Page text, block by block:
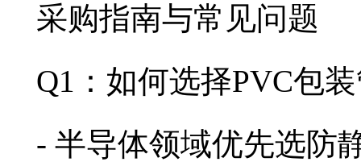
采购指南与常见问题
Q1：如何选择PVC包
- 半导体领域优先选防